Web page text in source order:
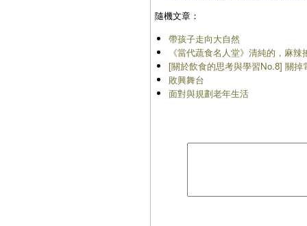
隨機文章：
帶孩子走向大自然
《當代蔬食名人堂》清純的，麻
[關於飲食的思考與學習No.8] 關掉
敗興舞台
面對與規劃老年生活